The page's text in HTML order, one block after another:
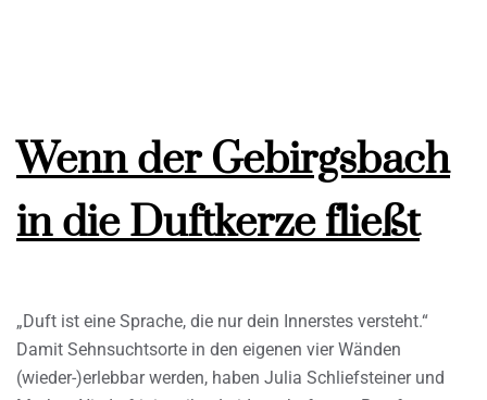
Wenn der Gebirgsbach
in die Duftkerze fließt
„Duft ist eine Sprache, die nur dein Innerstes versteht.“
Damit Sehnsuchtsorte in den eigenen vier Wänden
(wieder-)erlebbar werden, haben Julia Schliefsteiner und